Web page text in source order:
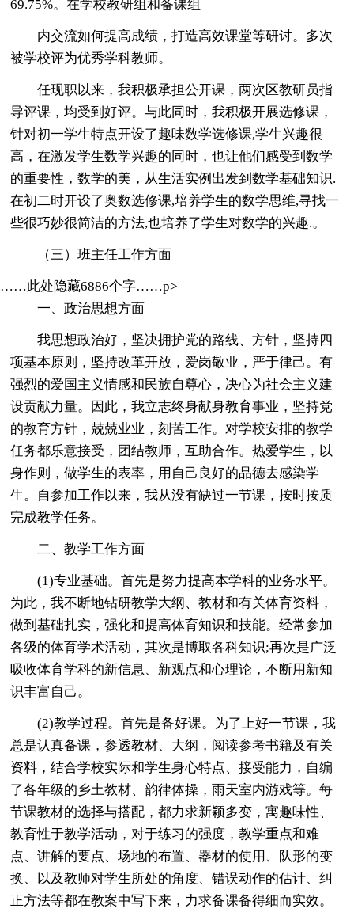
69.75%。在学校教研组和备课组
内交流如何提高成绩，打造高效课堂等研讨。多次
被学校评为优秀学科教师。
任现职以来，我积极承担公开课，两次区教研员指
导评课，均受到好评。与此同时，我积极开展选修课，
针对初一学生特点开设了趣味数学选修课,学生兴趣很
高，在激发学生数学兴趣的同时，也让他们感受到数学
的重要性，数学的美，从生活实例出发到数学基础知识.
在初二时开设了奥数选修课,培养学生的数学思维,寻找一
些很巧妙很简洁的方法,也培养了学生对数学的兴趣.。
（三）班主任工作方面
……此处隐藏6886个字……p>
一、政治思想方面
我思想政治好，坚决拥护党的路线、方针，坚持四
项基本原则，坚持改革开放，爱岗敬业，严于律己。有
强烈的爱国主义情感和民族自尊心，决心为社会主义建
设贡献力量。因此，我立志终身献身教育事业，坚持党
的教育方针，兢兢业业，刻苦工作。对学校安排的教学
任务都乐意接受，团结教师，互助合作。热爱学生，以
身作则，做学生的表率，用自己良好的品德去感染学
生。自参加工作以来，我从没有缺过一节课，按时按质
完成教学任务。
二、教学工作方面
(1)专业基础。首先是努力提高本学科的业务水平。
为此，我不断地钻研教学大纲、教材和有关体育资料，
做到基础扎实，强化和提高体育知识和技能。经常参加
各级的体育学术活动，其次是博取各科知识;再次是广泛
吸收体育学科的新信息、新观点和心理论，不断用新知
识丰富自己。
(2)教学过程。首先是备好课。为了上好一节课，我
总是认真备课，参透教材、大纲，阅读参考书籍及有关
资料，结合学校实际和学生身心特点、接受能力，自编
了各年级的乡土教材、韵律体操，雨天室内游戏等。每
节课教材的选择与搭配，都力求新颖多变，寓趣味性、
教育性于教学活动，对于练习的强度，教学重点和难
点、讲解的要点、场地的布置、器材的使用、队形的变
换、以及教师对学生所处的角度、错误动作的估计、纠
正方法等都在教案中写下来，力求备课备得细而实效。